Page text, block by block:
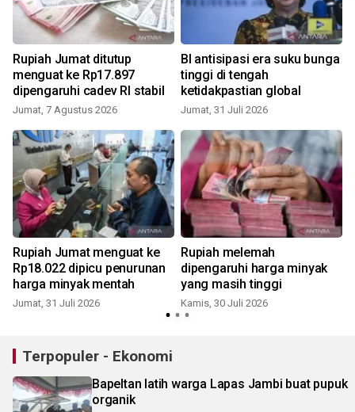
Rupiah Jumat ditutup
menguat ke Rp17.897
dipengaruhi cadev RI stabil
Jumat, 7 Agustus 2026
BI antisipasi era suku bunga
tinggi di tengah
ketidakpastian global
Jumat, 31 Juli 2026
Rupiah Jumat menguat ke
Rp18.022 dipicu penurunan
harga minyak mentah
Jumat, 31 Juli 2026
Rupiah melemah
dipengaruhi harga minyak
yang masih tinggi
Kamis, 30 Juli 2026
Terpopuler - Ekonomi
Bapeltan latih warga Lapas Jambi buat pupuk
organik